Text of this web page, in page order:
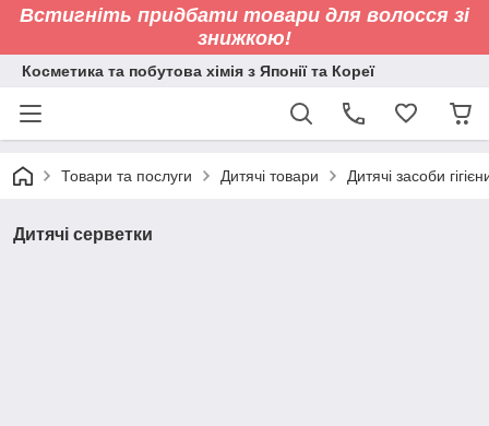
Встигніть придбати товари для волосся зі
знижкою!
Косметика та побутова хімія з Японії та Кореї
Товари та послуги Дитячі товари Дитячі засоби
Дитячі серветки